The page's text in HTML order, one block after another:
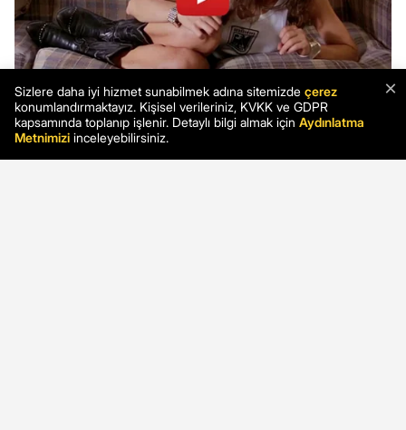
×
Sizlere daha iyi hizmet sunabilmek adına sitemizde çerez
konumlandırmaktayız. Kişisel verileriniz, KVKK ve GDPR
kapsamında toplanıp işlenir. Detaylı bilgi almak için Aydınlatma
Metnimizi inceleyebilirsiniz.